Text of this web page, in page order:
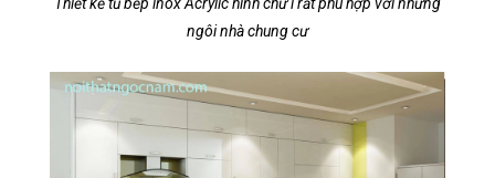
ngôi nhà chung cư